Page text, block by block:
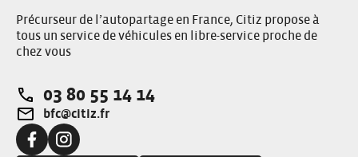
Précurseur de l’autopartage en France, Citiz propose à
tous un service de véhicules en libre-service proche de
chez vous
Téléphone:
03 80 55 14 14
Adresse e-mail:
bfc@citiz.fr
Facebook:Instagram: